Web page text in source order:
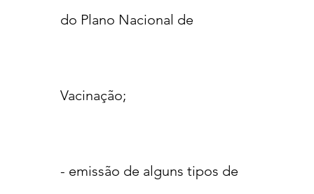
do Plano Nacional de
Vacinação;
- emissão de alguns tipos de